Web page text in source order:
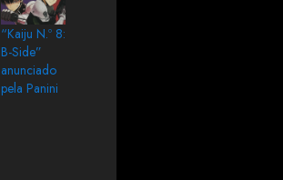
“Kaiju N.º 8:
B-Side”
anunciado
pela Panini